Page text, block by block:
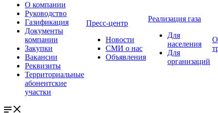
О компании
Руководство
Газификация
Документы
компании
Закупки
Вакансии
Реквизиты
Территориальные
абонентские
участки
Пресс-центр
Новости
СМИ о нас
Объявления
Реализация газа
Для
населения
Для
организаций